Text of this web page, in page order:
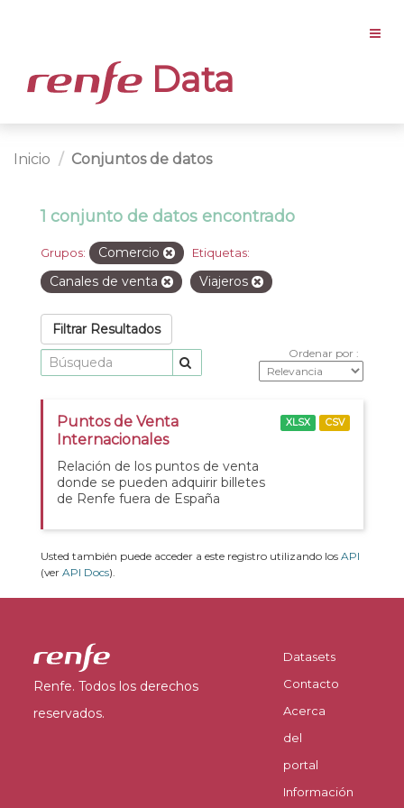
Data
Inicio Conjuntos de datos
1 conjunto de datos encontrado
Grupos: Comercio Etiquetas:
Canales de venta Viajeros
Filtrar Resultados
Ordenar por
Puntos de Venta
Internacionales
Relación de los puntos de venta
donde se pueden adquirir billetes
de Renfe fuera de España
XLSX CSV
Usted también puede acceder a este registro utilizando los API
(ver API Docs).
Renfe. Todos los derechos
reservados.
Datasets
Contacto
Acerca
del
portal
Información